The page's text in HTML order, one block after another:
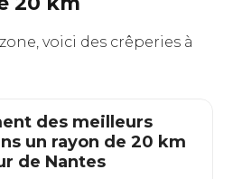
voici des crêperies à
des meilleurs
un rayon de 20 km
de Nantes